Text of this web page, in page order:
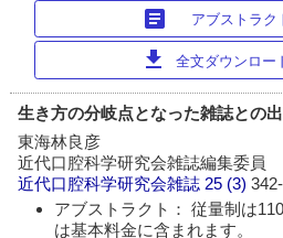
article アブストラク
download 全文ダウンロー
生き方の分岐点となった雑誌との
東海林良彦
近代口腔科学研究会雑誌編集委員
近代口腔科学研究会雑誌 25 (3)
アブストラクト： 従量制は
は基本料金に含まれます。